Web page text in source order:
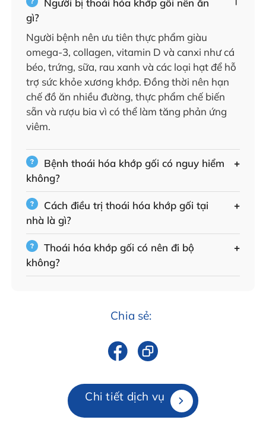
Người bị thoái hóa khớp gối nên ăn
gì?
Người bệnh nên ưu tiên thực phẩm giàu
omega-3, collagen, vitamin D và canxi như cá
béo, trứng, sữa, rau xanh và các loại hạt để hỗ
trợ sức khỏe xương khớp. Đồng thời nên hạn
chế đồ ăn nhiều đường, thực phẩm chế biến
sẵn và rượu bia vì có thể làm tăng phản ứng
viêm.
Bệnh thoái hóa khớp gối có nguy hiểm
không?
Cách điều trị thoái hóa khớp gối tại
nhà là gì?
Thoái hóa khớp gối có nên đi bộ
không?
Chia sẻ:
Chi tiết dịch vụ